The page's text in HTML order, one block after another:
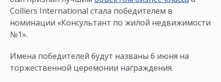
Colliers International стала победителем в
номинации «Консультант по жилой недвижимости
№1».
Имена победителей будут названы 6 июня на
торжественной церемонии награждения.